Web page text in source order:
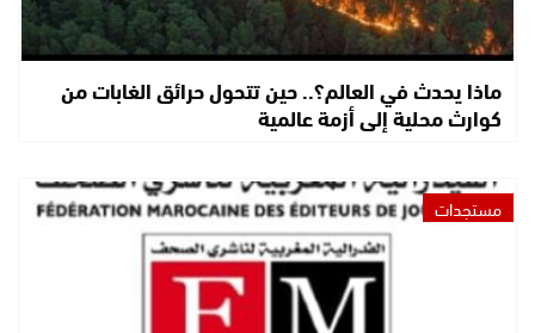
ماذا يحدث في العالم؟.. حين تتحول حرائق الغابات من
كوارث محلية إلى أزمة عالمية
مستجدات